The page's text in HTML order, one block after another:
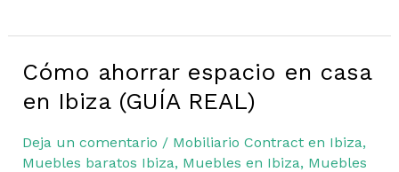
Cómo ahorrar espacio en casa
en Ibiza (GUÍA REAL)
Deja un comentario / Mobiliario Contract en Ibiza,
Muebles baratos Ibiza, Muebles en Ibiza, Muebles
Cómo
ahorrar
espacio
en
casa